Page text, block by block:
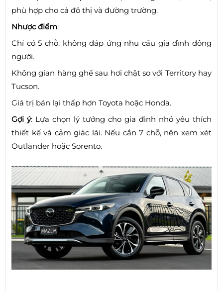
phù hợp cho cả đô thị và đường trường.
Nhược điểm:
Chỉ có 5 chỗ, không đáp ứng nhu cầu gia đình đông
người.
Không gian hàng ghế sau hơi chật so với Territory hay
Tucson.
Giá trị bán lại thấp hơn Toyota hoặc Honda.
Gợi ý: Lựa chọn lý tưởng cho gia đình nhỏ yêu thích
thiết kế và cảm giác lái. Nếu cần 7 chỗ, nên xem xét
Outlander hoặc Sorento.